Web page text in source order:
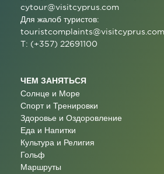
cytour@visitcyprus.com
Для жалоб туристов:
touristcomplaints@visitcyprus.com
T: (+357) 22691100
ЧЕМ ЗАНЯТЬСЯ
Солнце и Море
Спорт и Тренировки
Здоровье и Оздоровление
Еда и Напитки
Культура и Религия
Гольф
Маршруты